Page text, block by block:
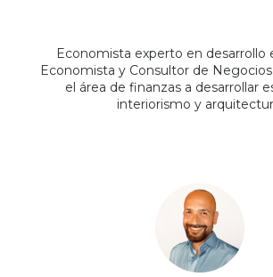
Economista experto en desarrollo
Economista y Consultor de
el área de finanzas a desarrollar
interiorismo y